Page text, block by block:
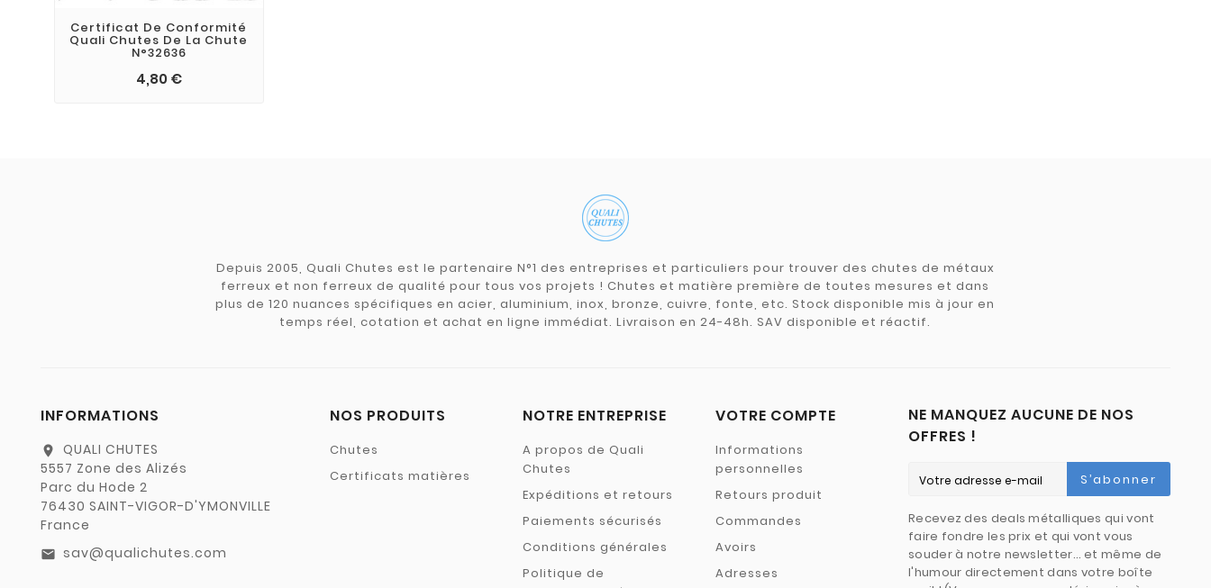
Certificat De Conformité
Quali Chutes De La Chute
N°32636
4,80 €
Depuis 2005, Quali Chutes est le partenaire N°1 des entreprises et particuliers pour trouver des chutes de métaux
ferreux et non ferreux de qualité pour tous vos projets ! Chutes et matière première de toutes mesures et dans
plus de 120 nuances spécifiques en acier, aluminium, inox, bronze, cuivre, fonte, etc. Stock disponible mis à jour en
temps réel, cotation et achat en ligne immédiat. Livraison en 24-48h. SAV disponible et réactif.
INFORMATIONS
location_on
QUALI CHUTES
5557 Zone des Alizés
Parc du Hode 2
76430 SAINT-VIGOR-D'YMONVILLE
France
email sav@qualichutes.com
NOS PRODUITS
Chutes
Certificats matières
NOTRE ENTREPRISE
A propos de Quali
Chutes
Expéditions et retours
Paiements sécurisés
Conditions générales
Politique de
VOTRE COMPTE
Informations
personnelles
Retours produit
Commandes
Avoirs
Adresses
NE MANQUEZ AUCUNE DE NOS
OFFRES !
S’abonner
Recevez des deals métalliques qui vont
faire fondre les prix et qui vont vous
souder à notre newsletter… et même de
l'humour directement dans votre boîte